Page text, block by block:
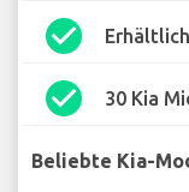
check_circle
check_circle 30 Kia
Beliebte Kia-